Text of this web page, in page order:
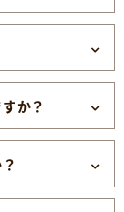
か？